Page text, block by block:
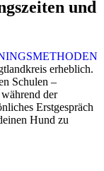
und
erheblich.
Schulen –
der
Erstgespräch
Hund zu